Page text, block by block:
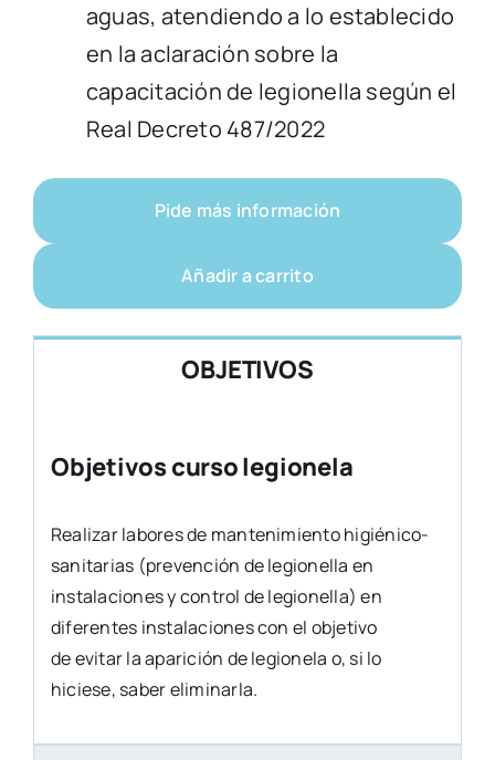
aguas, atendiendo a lo establecido
en la aclaración sobre la
capacitación de legionella según el
Real Decreto 487/2022
Pide más información
Añadir a carrito
OBJETIVOS
Objetivos curso legionela
Realizar labores de mantenimiento higiénico-
sanitarias (prevención de legionella en
instalaciones y control de legionella) en
diferentes instalaciones con el objetivo
de evitar la aparición de legionela o, si lo
hiciese, saber eliminarla.